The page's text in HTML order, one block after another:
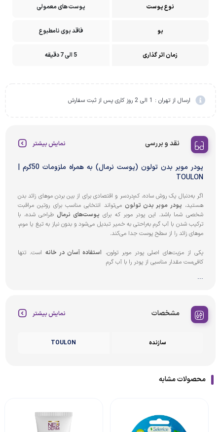
نوع پوست پوست های معمولی
بو فاقد بوی نامطبوع
زمان اثر گذاری 5 الی 7 دقیقه
ارسال از تهران : 1 الی 2 روز کاری پس از ثبت سفارش
نقد و بررسی نمایش بیشتر
پودر موبر بدن تولون (پوست نرمال) به همراه ملزومات 50گرم |
TOULON
اگر به‌دنبال یک روش ساده، کم‌دردسر و اقتصادی برای از بین بردن موهای زائد بدن
هستید، پودر موبر بدن تولون می‌تواند انتخابی مناسب برای روتین مراقبت
شخصی شما باشد. این پودر موبر که برای پوست‌های نرمال طراحی شده، با
ترکیب شدن با آب گرم به‌راحتی به خمیر تبدیل می‌شود و بدون نیاز به تیغ یا موم،
موهای زائد را از سطح پوست جدا می‌کند.
یکی از مزیت‌های اصلی پودر موبر تولون، استفاده آسان در خانهاست. تنها
کافی‌ست مقدار مناسبی از پودر را با آب گرم
...
مشخصات نمایش بیشتر
سازنده TOULON
محصولات مشابه